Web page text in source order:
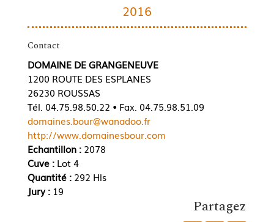
2016
Contact
DOMAINE DE GRANGENEUVE
1200 ROUTE DES ESPLANES
26230 ROUSSAS
Tél. 04.75.98.50.22 • Fax. 04.75.98.51.09
domaines.bour@wanadoo.fr
http://www.domainesbour.com
Echantillon :2078
Cuve : Lot 4
Quantité : 292 Hls
Jury : 19
Partagez